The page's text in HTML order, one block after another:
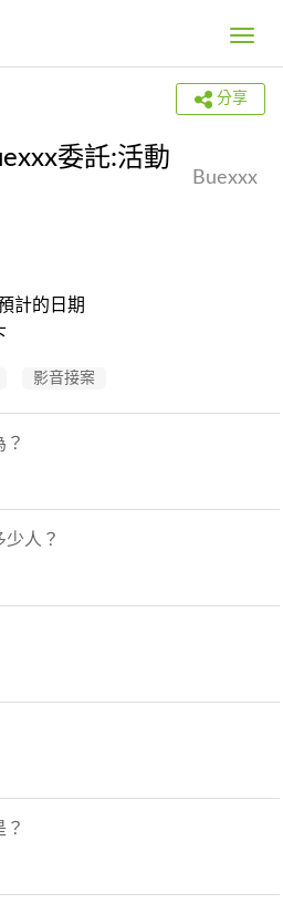
Toggle
分享
委託:活動
Buexxx
計的日期
影音接案
人？